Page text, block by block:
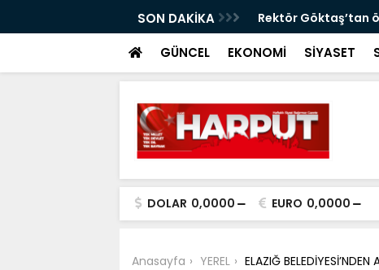
SON DAKİKA Rektör Göktaş’tan
GÜNCEL EKONOMİ SİYASET
DOLAR 0,0000 EURO 0,0000
Anasayfa YEREL ELAZIĞ BELEDİYESİ’NDEN